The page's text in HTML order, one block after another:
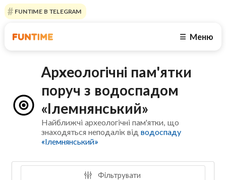
FUNTIME В TELEGRAM
☰ Меню
Археологічні пам'ятки
поруч з водоспадом
«Ілемнянський»
Найближчі археологічні пам'ятки, що
знаходяться неподалік відводоспаду
«Ілемнянський»
Фільтрувати